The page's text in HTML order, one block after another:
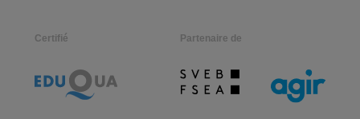
Certifié Partenaire de